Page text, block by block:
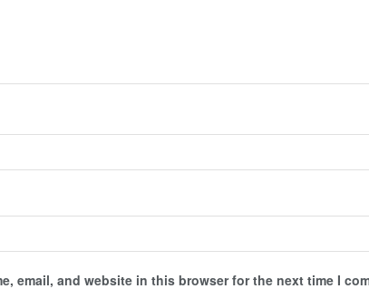
email, and website in this browser for the next time I